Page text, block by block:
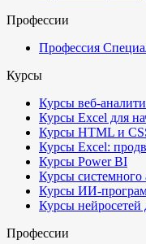
Профессии
Профессия
Курсы
Курсы веб-
Курсы Excel для
Курсы HTML и
Курсы Excel:
Курсы Power BI
Курсы системного
Курсы ИИ-
Курсы нейросетей
Профессии